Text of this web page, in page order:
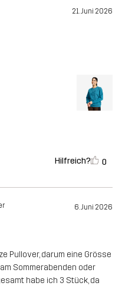
21. Juni 2026
Hilfreich? 0
6. Juni 2026
Pullover, darum eine Grösse
Sommerabenden oder
habe ich 3 Stück, da